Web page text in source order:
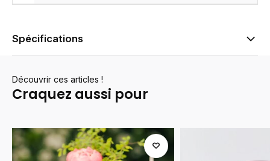
Spécifications
Découvrir ces articles !
Craquez aussi pour